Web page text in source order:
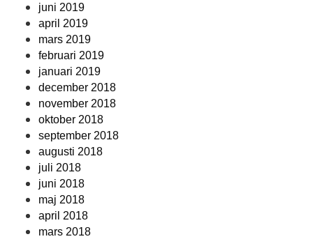
juni 2019
april 2019
mars 2019
februari 2019
januari 2019
december 2018
november 2018
oktober 2018
september 2018
augusti 2018
juli 2018
juni 2018
maj 2018
april 2018
mars 2018